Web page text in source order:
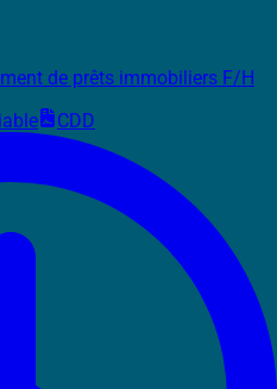
de prêts immobiliers F/H
CDD